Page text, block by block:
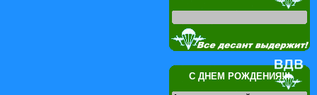
С ДНЕМ РОЖДЕНИЯ!!!